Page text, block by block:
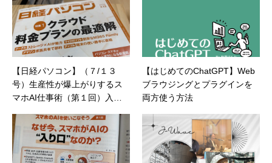
【日経パソコン】（７/１３
号）生産性が爆上がりするス
マホAI仕事術（第１回）入力
【はじめてのChatGPT】Web
ブラウジングとプラグインを
両方使う方法